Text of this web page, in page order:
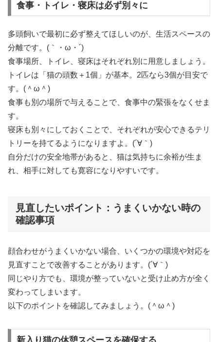
食事・トイレ・寝床は必ず別々に
多頭飼いで最初に必ず整えてほしいのが、生活スペースの
分離です。(｀・ω・´)
食事場所、トイレ、寝床はそれぞれ別に用意しましょう。
トイレは「猫の頭数＋1個」が基本。2匹なら3個が目安で
す。(＾ω＾)
食事も別の場所で与えることで、食事中の緊張をなくせま
す。
寝床も別々にしておくことで、それぞれが安心できるテリ
トリーを持てるようになりますよ。(´∀｀)
自分だけの安全地帯があると、猫は気持ちに余裕が生ま
れ、相手に対しても寛容になりやすいです。
見直したいポイント：うまくいかない時の
確認事項
顔合わせがうまくいかない場合、いくつかの環境や対応を
見直すことで改善することがあります。(´∀｀)
同じやり方でも、環境が整っていないと受け止め方が全く
変わってしまいます。
以下のポイントを確認してみましょう。(＾ω＾)